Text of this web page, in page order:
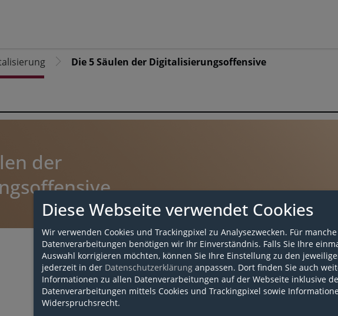
Die 5 Säulen der Digitalisierungsoffensive
der
Kurs starten:
Diese Webseite verwendet Cookies
Wir verwenden Cookies und Trackingpixel zu Analysezwecken. Für
Datenverarbeitungen benötigen wir Ihr Einverständnis. Falls Sie Ihre
Auswahl korrigieren möchten, können Sie Ihre Einstellung zu den
jederzeit in der Datenschutzerklärung anpassen. Dort finden Sie auch
Informationen zu allen Datenverarbeitungen auf der Webseite inklusive
Datenverarbeitungen mittels Cookies und Trackingpixel sowie
Widerspruchsrecht.